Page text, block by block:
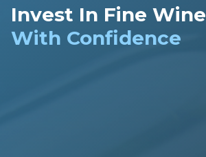
Invest In Fine Wine
With Confidence